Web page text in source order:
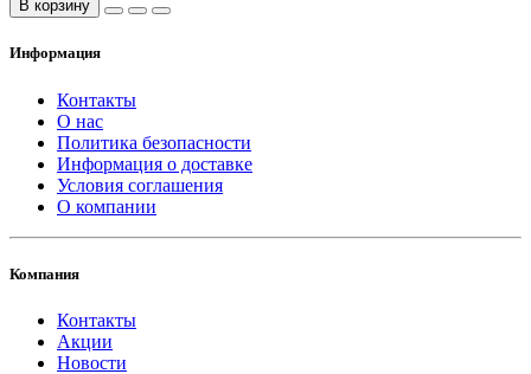
В корзину
Информация
Контакты
О нас
Политика безопасности
Информация о доставке
Условия соглашения
О компании
Компания
Контакты
Акции
Новости